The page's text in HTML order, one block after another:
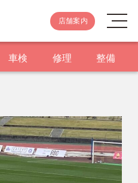
店舗案内
車検 修理 整備